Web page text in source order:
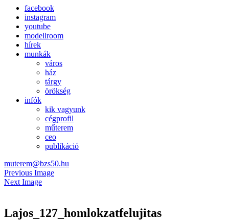
facebook
instagram
youtube
modellroom
hírek
munkák
város
ház
tárgy
örökség
infók
kik vagyunk
cégprofil
műterem
ceo
publikáció
muterem@bzs50.hu
Previous Image
Next Image
Lajos_127_homlokzatfelujitas